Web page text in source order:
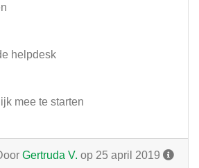
helpdesk
mee te starten
Gertruda V. op 25 april 2019